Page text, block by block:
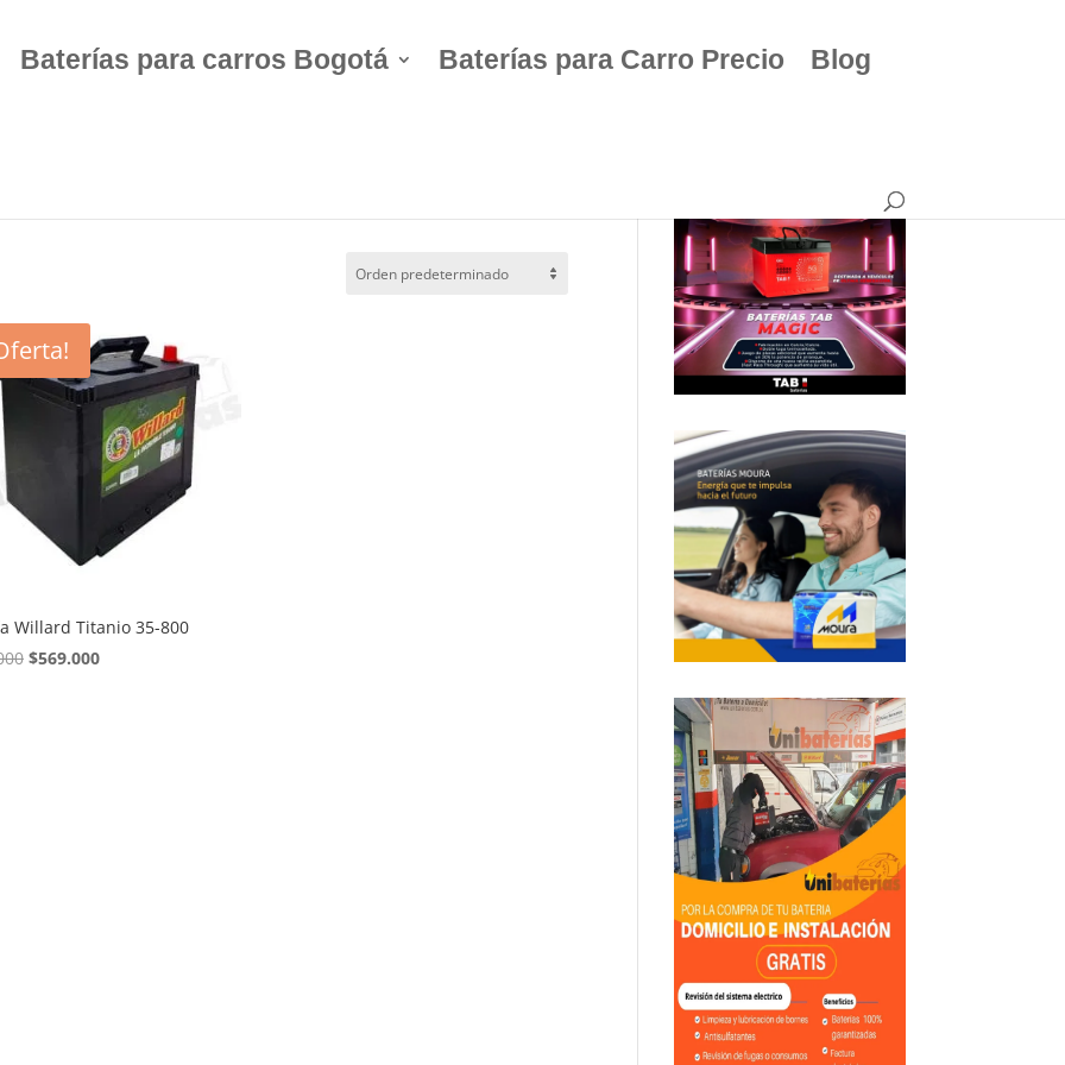
Baterías para carros Bogotá Baterías para Carro Precio Blog
Willard Titanio 35-800
El precio original era: $610.000.
$569.000El precio actual es: $569.000.